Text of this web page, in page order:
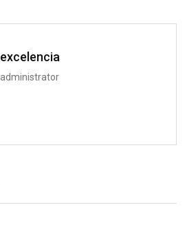
excelencia
administrator